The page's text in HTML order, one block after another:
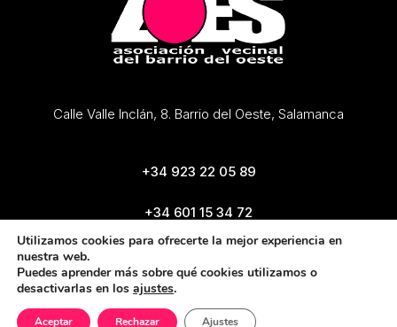
Calle Valle Inclán, 8. Barrio del Oeste, Salamanca
+34 923 22 05 89
+34 601 15 34 72
zoes@zoes.es
Utilizamos cookies para ofrecerte la mejor experiencia en
nuestra web.
Puedes aprender más sobre qué cookies utilizamos o
desactivarlas en los ajustes.
Aceptar Rechazar Ajustes